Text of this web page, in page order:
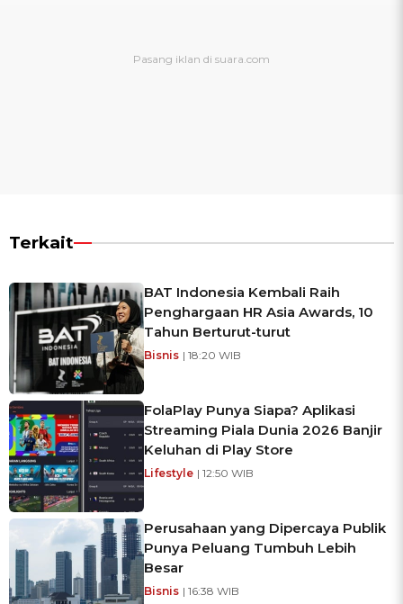
Terkait
BAT Indonesia Kembali Raih
Penghargaan HR Asia Awards, 10
Tahun Berturut-turut
Bisnis | 18:20 WIB
FolaPlay Punya Siapa? Aplikasi
Streaming Piala Dunia 2026 Banjir
Keluhan di Play Store
Lifestyle | 12:50 WIB
Perusahaan yang Dipercaya Publik
Punya Peluang Tumbuh Lebih
Besar
Bisnis | 16:38 WIB